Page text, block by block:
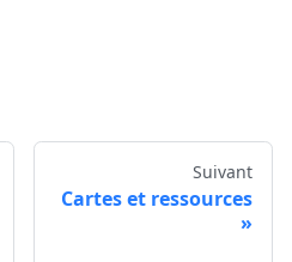
Suivant
Cartes et ressources